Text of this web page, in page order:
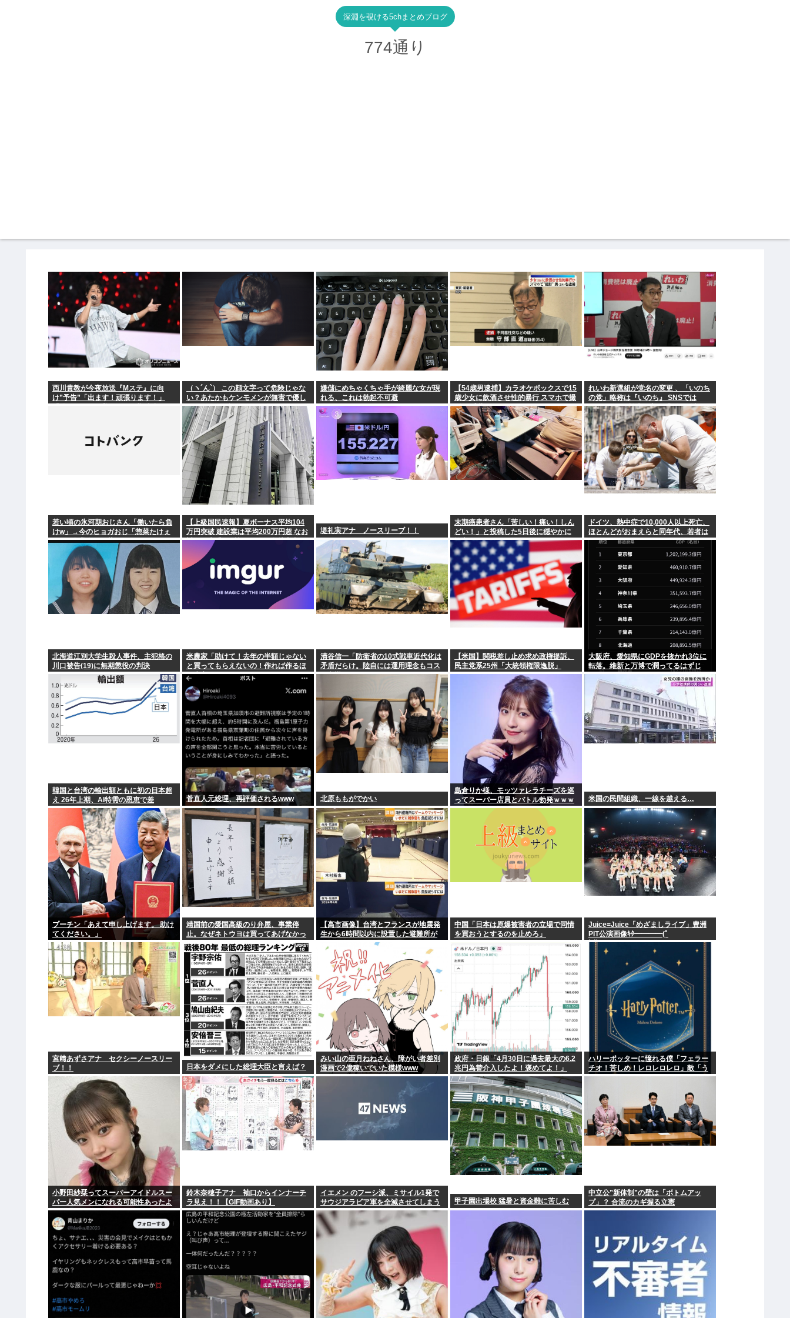
深淵を覗ける5chまとめブログ
774通り
西川貴教が今夜放送『Mステ』に向
け”予告”「出ます！頑張ります！」
（ヽ´ん`） この顔文字って危険じゃな
い？あたかもケンモメンが無害で優し
い一般人だと誤解させる恐れがある
嫌儲にめちゃくちゃ手が綺麗な女が現
れる、これは勃起不可避
【54歳男逮捕】カラオケボックスで15
歳少女に飲酒させ性的暴行 スマホで撮
影か 千葉
れいわ新選組が党名の変更 、「いのち
の党」略称は『いのち』 SNSでは
TIM・ゴルゴ松本に言及「ゴルゴ出馬
確定」「党首は決まり」
若い頃の氷河期おじさん「働いたら負
けw」→今のヒョガおじ「惣菜たけぇ
よ..」 自業自得で草
【上級国民速報】夏ボーナス平均104
万円突破 建設業は平均200万円超 なお
対象は大手163社93万人、全就業者の
堤礼実アナ ノースリーブ！！
末期癌患者さん「苦しい！痛い！しん
どい！」と投稿した5日後に穏やかに
旅立つ
ドイツ、熱中症で10,000人以上死亡、
ほとんどがおまえらと同年代、若者は
元気
北海道江別大学生殺人事件、主犯格の
川口被告(19)に無期懲役の判決
米農家「助けて！去年の半額じゃない
と買ってもらえないの！作れば作るほ
ど赤字で死にそう！」
清谷信一「防衛省の10式戦車近代化は
矛盾だらけ。陸自には運用理念もコス
ト意識もない」
【米国】関税差し止め求め政権提訴、
民主党系25州「大統領権限逸脱」
大阪府、愛知県にGDPを抜かれ3位に
転落。維新と万博で潤ってるはずじ
ゃ…
韓国と台湾の輸出額ともに初の日本超
え 26年上期、AI特需の恩恵で差
菅直人元総理、再評価されるwww 北原ももがでかい
島倉りか様、モッツァレラチーズを巡
ってスーパー店員とバトル勃発ｗｗｗ
米国の民間組織、一線を越える…
プーチン「あえて申し上げます。 助け
てください。」
靖国前の愛国高級のり弁屋、事業停
止。なぜネトウヨは買ってあげなかっ
たの？
【高市画像】台湾とフランスが地震発
生から6時間以内に設置した避難所が
中国「日本は原爆被害者の立場で同情
を買おうとするのを止めろ」
Juice=Juice「めざましライブ」豊洲
PIT公演画像ｷﾀ━━━━(ﾟ
∀ﾟ)━━━━!!
宮﨑あずさアナ セクシーノースリー
ブ！！
日本をダメにした総理大臣と言えば？
みい山の亜月ねねさん、障がい者差別
漫画で2億稼いでいた模様www
政府・日銀「4月30日に過去最大の6.2
兆円為替介入したよ！褒めてよ！」
ハリーポッターに憧れる僕「フェラー
チオ！苦しめ！レロレロレロ」敵「う
っ 」
小野田紗栞ってスーパーアイドルスー
パー人気メンになれる可能性あったよ
な？
鈴木奈穂子アナ 袖口からインナーチ
ラ見え！！【GIF動画あり】
イエメン のフーシ派、ミサイル1発で
サウジアラビア軍を全滅させてしまう
ww
甲子園出場校 猛暑と資金難に苦しむ
中立公”新体制”の壁は「ボトムアッ
プ」？ 合流のカギ握る立憲